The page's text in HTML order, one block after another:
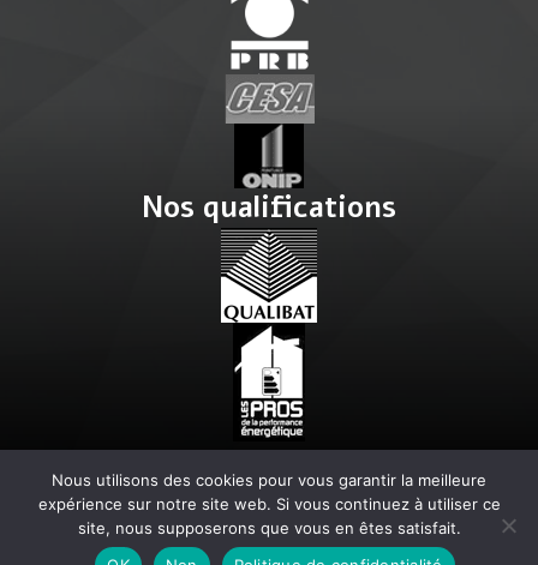
Nos qualifications
Politique de confidentialité-Mentions légales-Litiges - Plan du site
Actualités
Nous utilisons des cookies pour vous garantir la meilleure
expérience sur notre site web. Si vous continuez à utiliser ce
site, nous supposerons que vous en êtes satisfait.